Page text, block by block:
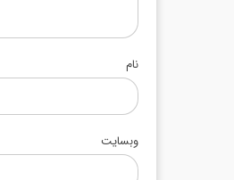
نام
وبسایت